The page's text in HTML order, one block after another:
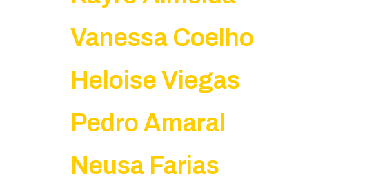
Vanessa Coelho
Heloise Viegas
Pedro Amaral
Neusa Farias